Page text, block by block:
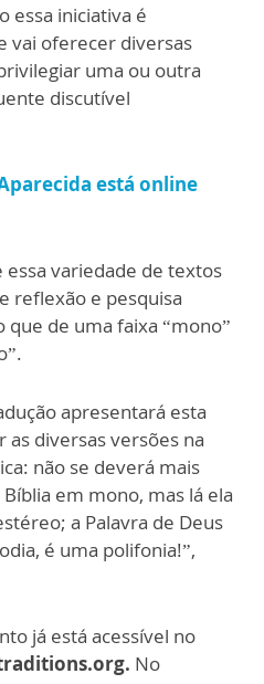
essa iniciativa é
vai oferecer diversas
uma ou outra
discutível
está online
variedade de textos
reflexão e pesquisa
que de uma faixa “mono”
apresentará esta
diversas versões na
não se deverá mais
em mono, mas lá ela
a Palavra de Deus
é uma polifonia!”,
já está acessível no
No